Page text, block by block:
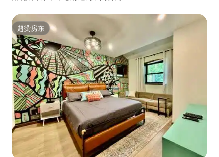
超赞房东
超赞房东